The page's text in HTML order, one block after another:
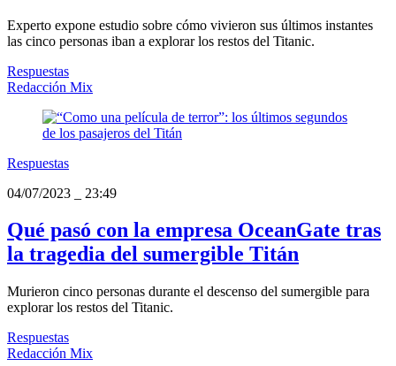
Experto expone estudio sobre cómo vivieron sus últimos instantes
las cinco personas iban a explorar los restos del Titanic.
Respuestas
Redacción Mix
Respuestas
04/07/2023
23:49
Qué pasó con la empresa OceanGate tras
la tragedia del sumergible Titán
Murieron cinco personas durante el descenso del sumergible para
explorar los restos del Titanic.
Respuestas
Redacción Mix